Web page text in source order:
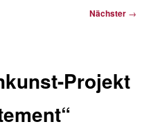
Nächster →
Projekt